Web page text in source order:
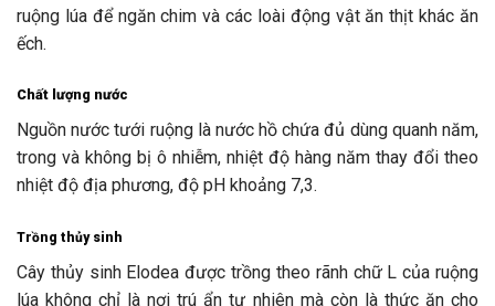
ruộng lúa để ngăn chim và các loài động vật ăn thịt khác ăn
ếch.
Chất lượng nước
Nguồn nước tưới ruộng là nước hồ chứa đủ dùng quanh năm,
trong và không bị ô nhiễm, nhiệt độ hàng năm thay đổi theo
nhiệt độ địa phương, độ pH khoảng 7,3.
Trồng thủy sinh
Cây thủy sinh Elodea được trồng theo rãnh chữ L của ruộng
lúa không chỉ là nơi trú ẩn tự nhiên mà còn là thức ăn cho